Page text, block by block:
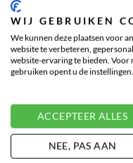
WIJ GEBRUIKEN
We kunnen deze plaatsen voor
website te verbeteren,
website-ervaring te bieden. Voor
gebruiken opent u de instellingen.
ACCEPTEER ALLES
NEE, PAS AAN